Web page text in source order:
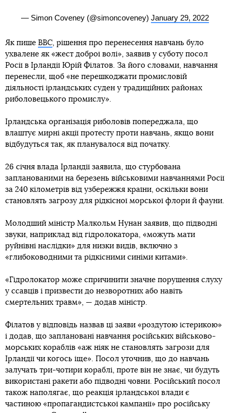
— Simon Coveney (@simoncoveney) January 29, 2022
Як пише BBC, рішення про перенесення навчань було
ухвалене як «жест доброї волі», заявив у суботу посол
Росії в Ірландії Юрій Філатов. За його словами, навчання
перенесли, щоб «не перешкоджати промисловій
діяльності ірландських суден у традиційних районах
риболовецького промислу».
Ірландська організація риболовів попереджала, що
влаштує мирні акції протесту проти навчань, якщо вони
відбудуться так, як планувалося від початку.
26 січня влада Ірландії заявила, що стурбована
запланованими на березень військовими навчаннями Росії
за 240 кілометрів від узбережжя країни, оскільки вони
становлять загрозу для рідкісної морської флори й фауни.
Молодший міністр Малкольм Нунан заявив, що підводні
звуки, наприклад від гідролокатора, «можуть мати
руйнівні наслідки» для низки видів, включно з
«глибоководними та рідкісними синіми китами».
«Гідролокатор може спричинити значне порушення слуху
у ссавців і призвести до незворотних або навіть
смертельних травм», — додав міністр.
Філатов у відповідь назвав ці заяви «роздутою істерикою»
і додав, що заплановані навчання російських військово-
морських кораблів «аж ніяк не становлять загрози для
Ірландії чи когось іще». Посол уточнив, що до навчань
залучать три-чотири кораблі, проте він не знає, чи будуть
використані ракети або підводні човни. Російський посол
також наполягає, що реакція ірландської влади є
частиною «пропагандистської кампанії» про російську